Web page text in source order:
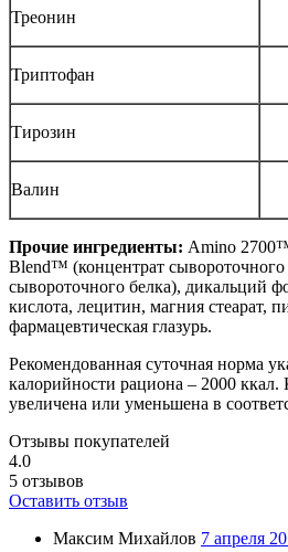
Треонин
Триптофан
Тирозин
Валин
Прочие ингредиенты: Amino
Blend™ (концентрат сывороточного
сывороточного белка), дикальций
кислота, лецитин, магния стеарат,
фармацевтическая глазурь.
Рекомендованная суточная норма
калорийности рациона – 2000
увеличена или уменьшена в
Отзывы покупателей
4.0
5 отзывов
Оставить отзыв
Максим Михайлов 7 апреля